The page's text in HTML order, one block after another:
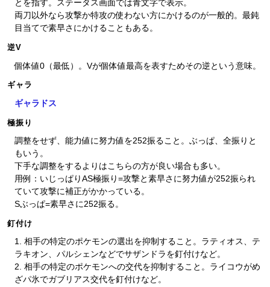
とを指す。ステータス画面では青文字で表示。
両刀以外なら攻撃か特攻の使わない方にかけるのが一般的。最鈍
目当てで素早さにかけることもある。
逆V
個体値0（最低）。Vが個体値最高を表すためその逆という意味。
ギャラ
ギャラドス
極振り
調整をせず、能力値に努力値を252振ること。ぶっぱ、全振りと
もいう。
下手な調整をするよりはこちらの方が良い場合も多い。
用例：いじっぱりAS極振り=攻撃と素早さに努力値が252振られ
ていて攻撃に補正がかかっている。
Sぶっぱ=素早さに252振る。
釘付け
1. 相手の特定のポケモンの選出を抑制すること。ラティオス、テ
ラキオン、パルシェンなどでサザンドラを釘付けなど。
2. 相手の特定のポケモンへの交代を抑制すること。ライコウがめ
ざパ氷でガブリアス交代を釘付けなど。